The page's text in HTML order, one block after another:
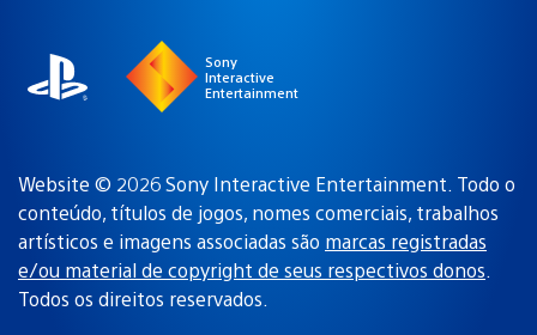
Sony
Interactive
Entertainment
Website © 2026 Sony Interactive Entertainment. Todo o
conteúdo, títulos de jogos, nomes comerciais, trabalhos
artísticos e imagens associadas são marcas registradas
e/ou material de copyright de seus respectivos donos.
Todos os direitos reservados.